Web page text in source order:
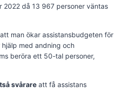
2022 då 13 967 personer väntas
att man ökar assistansbudgeten för
med andning och
beröra ett 50-tal personer,
svårare att få assistans